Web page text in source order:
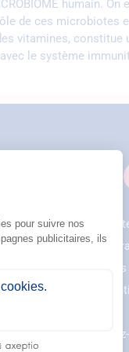
humain.
de ces microbiotes
vitamines,
le système
CGU
CG
Le